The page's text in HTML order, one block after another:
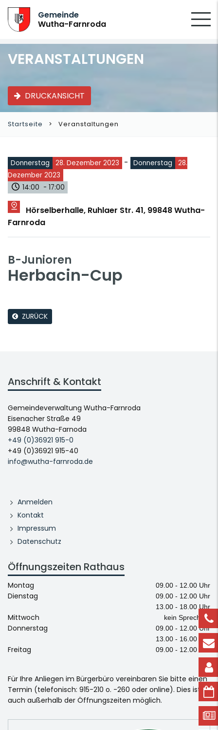
Gemeinde
Wutha-Farnroda
VERANSTALTUNGEN
DRUCKANSICHT
Startseite Veranstaltungen
Donnerstag 28. Dezember 2023 - Donnerstag
28.
Dezember 2023
14:00 - 17:00
Hörselberhalle, Ruhlaer Str. 41, 99848 Wutha-
Farnroda
B-Junioren
Herbacin-Cup
ZURÜCK
Anschrift & Kontakt
Gemeindeverwaltung Wutha-Farnroda
Eisenacher Straße 49
99848 Wutha-Farnoda
+49 (0)36921 915-0
+49 (0)36921 915-40
info@wutha-farnroda.de
Anmelden
Kontakt
Impressum
Datenschutz
Öffnungszeiten Rathaus
Montag 09.00 - 12.00 Uhr
Dienstag
09.00 - 12.00 Uhr
13.00 - 18.00 Uhr
Mittwoch kein Sprechtag
Donnerstag
09.00 - 12.00 Uhr
13.00 - 16.00 Uhr
Freitag 09.00 - 12.00 Uhr
Für Ihre Anliegen im Bürgerbüro vereinbaren Sie bitte einen
Termin (telefonisch: 915-210 o. -260 oder online). Dies ist
auch außerhalb der Öffnungszeiten möglich.